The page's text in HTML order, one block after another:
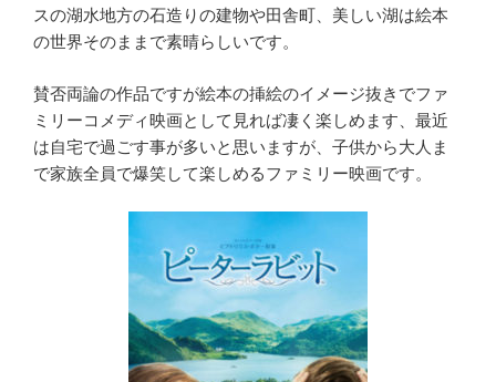
スの湖水地方の石造りの建物や田舎町、美しい湖は絵本
の世界そのままで素晴らしいです。
賛否両論の作品ですが絵本の挿絵のイメージ抜きでファ
ミリーコメディ映画として見れば凄く楽しめます、最近
は自宅で過ごす事が多いと思いますが、子供から大人ま
で家族全員で爆笑して楽しめるファミリー映画です。